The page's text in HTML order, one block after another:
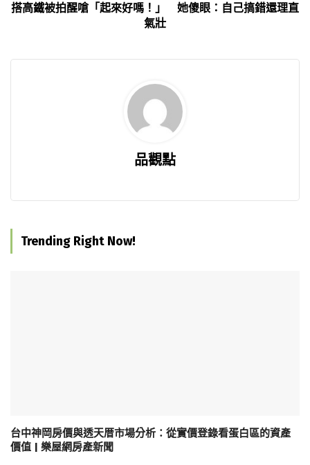
搭高鐵被拍醒嗆「起來好嗎！」 她傻眼：自己搞錯還理直
氣壯
品觀點
Trending Right Now!
台中神岡房價與透天厝市場分析：從實價登錄看蛋白區的資產
價值 | 樂屋網房產新聞